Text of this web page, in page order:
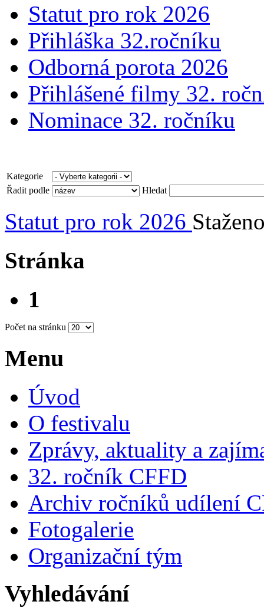
Statut pro rok 2026
Přihláška 32.ročníku
Odborná porota 2026
Přihlášené filmy 32.
Nominace 32. ročníku
Kategorie
Řadit podle
Hledat
Statut pro rok 2026
Stránka
1
Počet na stránku
Menu
Úvod
O festivalu
Zprávy, aktuality a
32. ročník CFFD
Archiv ročníků udílení
Fotogalerie
Organizační tým
Vyhledávání